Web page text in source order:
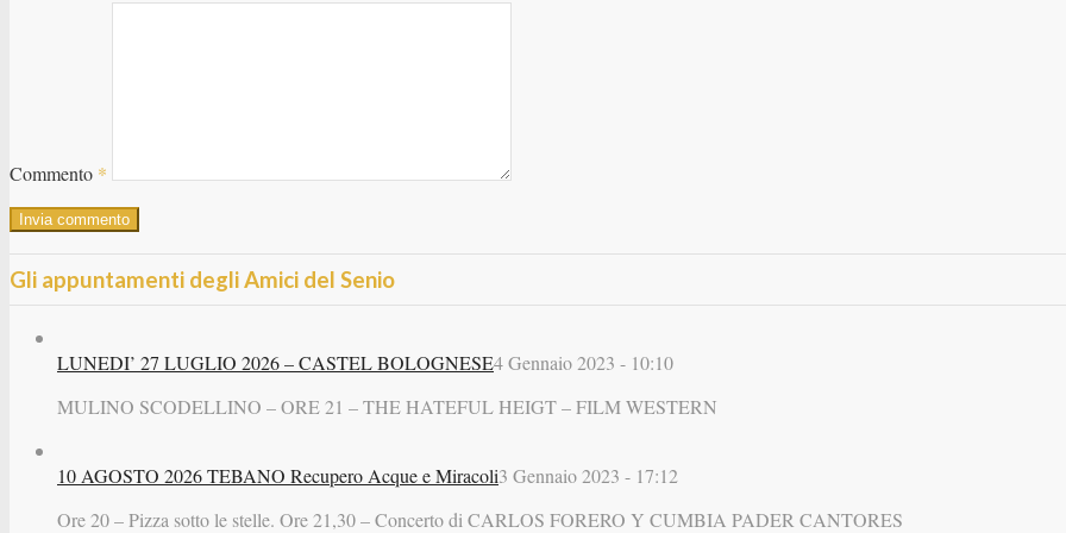
Commento *
Gli appuntamenti degli Amici del Senio
LUNEDI’ 27 LUGLIO 2026 – CASTEL BOLOGNESE4 Gennaio 2023 - 10:10
MULINO SCODELLINO – ORE 21 – THE HATEFUL HEIGT – FILM WESTERN
10 AGOSTO 2026 TEBANO Recupero Acque e Miracoli3 Gennaio 2023 - 17:12
Ore 20 – Pizza sotto le stelle. Ore 21,30 – Concerto di CARLOS FORERO Y CUMBIA PADER CANTORES